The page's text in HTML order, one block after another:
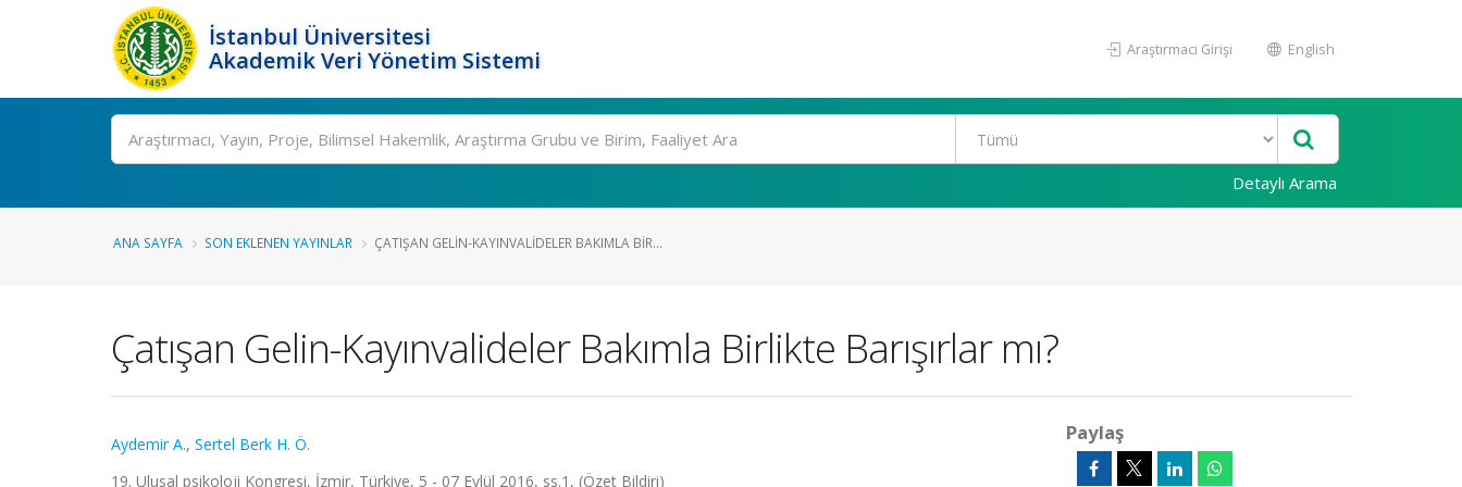
İstanbul Üniversitesi
Akademik Veri Yönetim Sistemi
Araştırmacı Girişi English
Ara
Detaylı Arama
ANA SAYFA SON EKLENEN YAYINLAR ÇATIŞAN GELIN-KAYINVALIDELER BAKIMLA BIR...
Çatışan Gelin-Kayınvalideler Bakımla Birlikte Barışırlar mı?
Aydemir A., Sertel Berk H. Ö.
19. Ulusal psikoloji Kongresi, İzmir, Türkiye, 5 - 07 Eylül 2016, ss.1, (Özet Bildiri)
Paylaş